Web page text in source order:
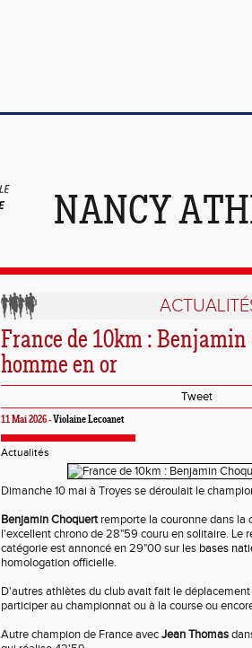
NANCY
France de 10km : Benjamin
homme en or
Tweet
11 Mai 2026 - Violaine Lecoanet
Actualités
Dimanche 10 mai à Troyes se déroulait le
Benjamin Choquertremporte la couronne dans la
l'excellent chrono de 28"59 couru en solitaire. Le
catégorie est annoncé en 29"00 sur les bases
homologation officielle.
D'autres athlètes du club avait fait le
participer au championnat ou à la course ou
Autre champion de France avecJean Thomas